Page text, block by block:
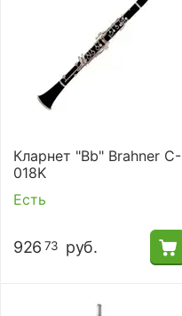
Кларнет "Bb" Brahner C-
018K
Есть
926 73 руб.